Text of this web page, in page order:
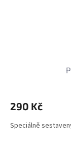
290 Kč
Speciálně